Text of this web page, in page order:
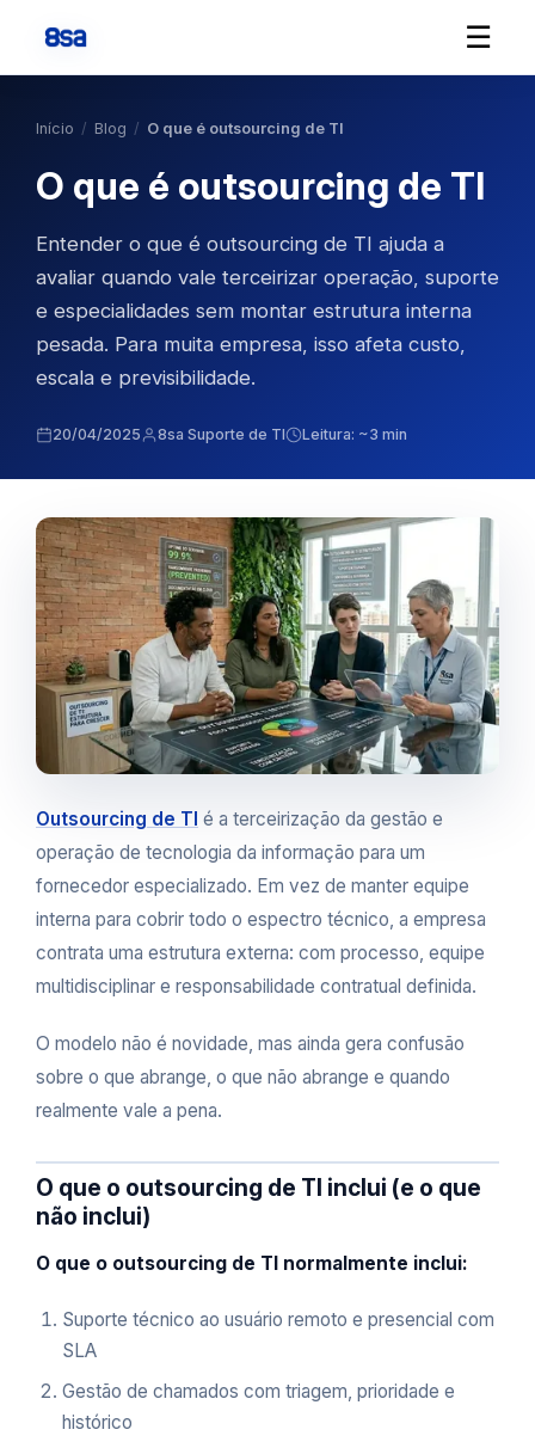
☰
Início / Blog / O que é outsourcing de TI
O que é outsourcing de TI
Entender o que é outsourcing de TI ajuda a
avaliar quando vale terceirizar operação, suporte
e especialidades sem montar estrutura interna
pesada. Para muita empresa, isso afeta custo,
escala e previsibilidade.
20/04/2025 8sa Suporte de TI Leitura: ~3 min
Outsourcing de TI é a terceirização da gestão e
operação de tecnologia da informação para um
fornecedor especializado. Em vez de manter equipe
interna para cobrir todo o espectro técnico, a empresa
contrata uma estrutura externa: com processo, equipe
multidisciplinar e responsabilidade contratual definida.
O modelo não é novidade, mas ainda gera confusão
sobre o que abrange, o que não abrange e quando
realmente vale a pena.
O que o outsourcing de TI inclui (e o que
não inclui)
O que o outsourcing de TI normalmente inclui:
Suporte técnico ao usuário remoto e presencial com
SLA
Gestão de chamados com triagem, prioridade e
histórico